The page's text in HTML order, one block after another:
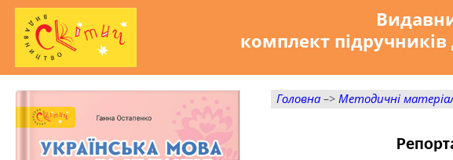
комплект підручників
Головна–>Методичні